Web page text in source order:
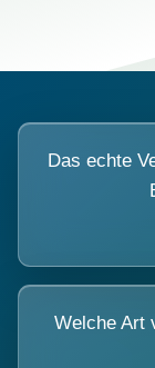
Das echte
Welche Art